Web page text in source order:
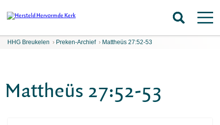
HHG Breukelen › Preken-Archief › Mattheüs 27:52-53
Mattheüs 27:52-53